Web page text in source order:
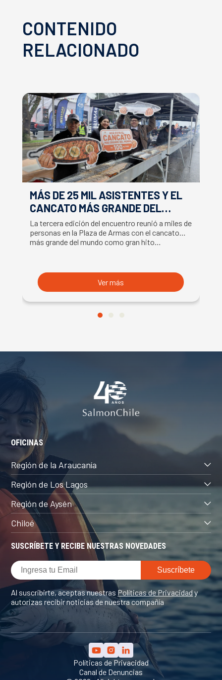
CONTENIDO
RELACIONADO
MÁS DE 25 MIL ASISTENTES Y EL
CANCATO MÁS GRANDE DEL
MUNDO MARCAN EXITOSO CIERRE
DE LA SEMANA DEL SALMÓN
La tercera edición del encuentro reunió a miles de
personas en la Plaza de Armas con el cancato
más grande del mundo como gran hito…
Ver más
SUSCRÍBETE Y RECIBE NUESTRAS NOVEDADES
Al suscribirte, aceptas nuestras Políticas de Privacidady
autorizas recibir noticias de nuestra compañía
OFICINAS
Región de la Araucanía
Región de Los Lagos
Región de Aysén
Chiloé
Políticas de Privacidad
Canal de Denuncias